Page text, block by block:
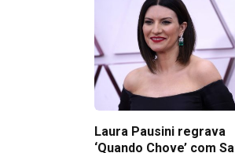
Laura Pausini regrava
‘Quando Chove’ com